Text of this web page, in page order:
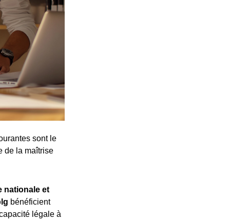
sont le
de la maîtrise
nationale et
bénéficient
légale à